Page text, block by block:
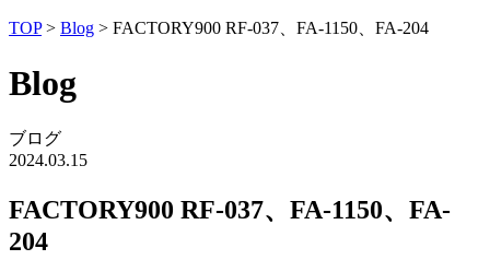
TOP> Blog > FACTORY900 RF-037、FA-1150、FA-204
Blog
ブログ
2024.03.15
FACTORY900 RF-037、FA-1150、FA-
204